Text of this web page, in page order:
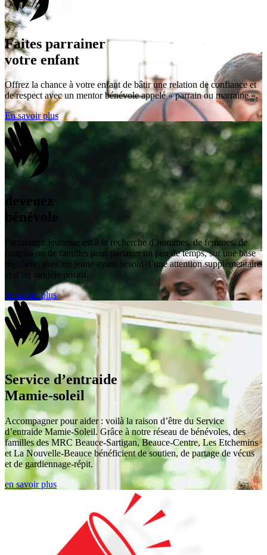
Faites parrainer
votre enfant
Offrez la chance à votre enfant de bâtir une relation de confiance et
de respect avec un mentor bénévole appelé « parrain ou marraine ».
En savoir plus
devenez
bénévole
Parrainage Jeunesse est à la recherche d’hommes, de femmes, de
couples ou de familles pour partager un peu de temps, sur une base
régulière, avec un jeune ayant besoin d’une attention supplémentaire
et d’un modèle positif.
en savoir plus
Service d’entraide
Mamie-soleil
Accompagner pour aider : voilà la raison d’être du Service
d’entraide Mamie-Soleil. Grâce à notre réseau de bénévoles, des
familles des MRC Beauce-Sartigan, Beauce-Centre, Les Etchemins
et La Nouvelle-Beauce bénéficient de soutien, de partage de vécus
et de gardiennage-répit.
en savoir plus